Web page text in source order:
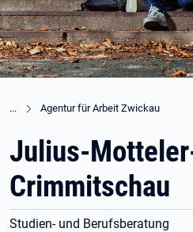
Agentur für Arbeit Zwickau
Julius-
Crimmitschau
Studien- und Berufsberatung